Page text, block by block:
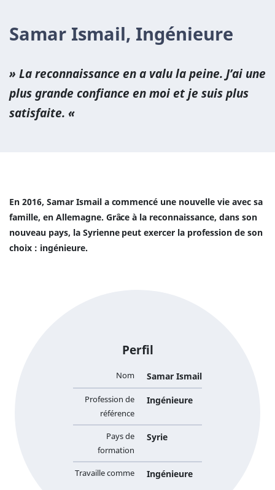
Samar Ismail, Ingénieure
La reconnaissance en a valu la peine. J’ai une
plus grande confiance en moi et je suis plus
satisfaite.
En 2016, Samar Ismail a commencé une nouvelle vie avec sa
famille, en Allemagne. Grâce à la reconnaissance, dans son
nouveau pays, la Syrienne peut exercer la profession de son
choix : ingénieure.
Perfil
Nom Samar Ismail
Profession de
référence
Ingénieure
Pays de
formation
Syrie
Travaille comme Ingénieure